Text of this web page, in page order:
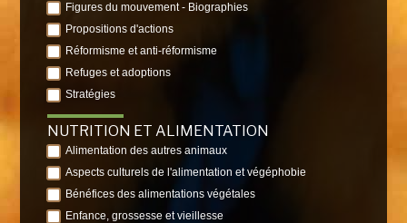
Figures du mouvement - Biographies
Propositions d'actions
Réformisme et anti-réformisme
Refuges et adoptions
Stratégies
NUTRITION ET ALIMENTATION
Alimentation des autres animaux
Aspects culturels de l'alimentation et végéphobie
Bénéfices des alimentations végétales
Enfance, grossesse et vieillesse